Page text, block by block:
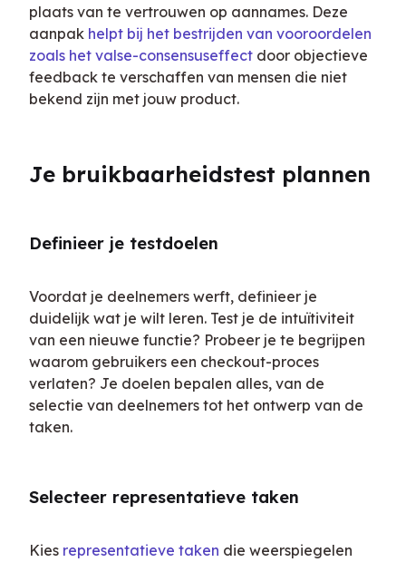
plaats van te vertrouwen op aannames. Deze
aanpak helpt bij het bestrijden van vooroordelen
zoals het valse-consensuseffect door objectieve
feedback te verschaffen van mensen die niet
bekend zijn met jouw product.
Je bruikbaarheidstest plannen
Definieer je testdoelen
Voordat je deelnemers werft, definieer je
duidelijk wat je wilt leren. Test je de intuïtiviteit
van een nieuwe functie? Probeer je te begrijpen
waarom gebruikers een checkout-proces
verlaten? Je doelen bepalen alles, van de
selectie van deelnemers tot het ontwerp van de
taken.
Selecteer representatieve taken
Kies representatieve taken die weerspiegelen